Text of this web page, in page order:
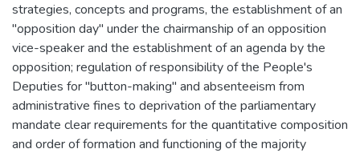
strategies, concepts and programs, the establishment of an
"opposition day" under the chairmanship of an opposition
vice-speaker and the establishment of an agenda by the
opposition; regulation of responsibility of the People's
Deputies for "button-making" and absenteeism from
administrative fines to deprivation of the parliamentary
mandate clear requirements for the quantitative composition
and order of formation and functioning of the majority